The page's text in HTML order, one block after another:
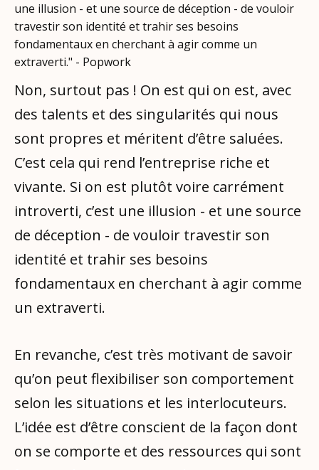
une illusion - et une source de déception - de vouloir
travestir son identité et trahir ses besoins
fondamentaux en cherchant à agir comme un
extraverti." - Popwork
Non, surtout pas ! On est qui on est, avec
des talents et des singularités qui nous
sont propres et méritent d’être saluées.
C’est cela qui rend l’entreprise riche et
vivante. Si on est plutôt voire carrément
introverti, c’est une illusion - et une source
de déception - de vouloir travestir son
identité et trahir ses besoins
fondamentaux en cherchant à agir comme
un extraverti.
En revanche, c’est très motivant de savoir
qu’on peut flexibiliser son comportement
selon les situations et les interlocuteurs.
L’idée est d’être conscient de la façon dont
on se comporte et des ressources qui sont